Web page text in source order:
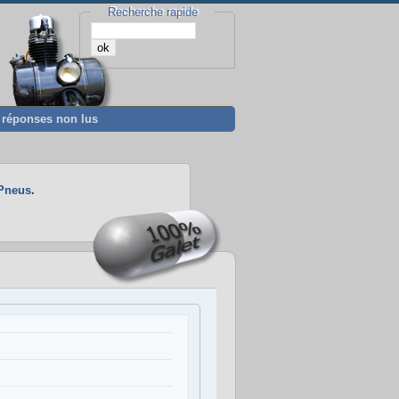
Recherche rapide
non lus
.